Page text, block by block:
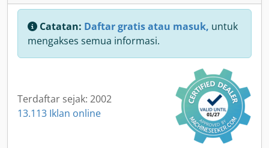
Catatan: Daftar gratis atau masuk, untuk
mengakses semua informasi.
Terdaftar sejak: 2002
13.113 Iklan online